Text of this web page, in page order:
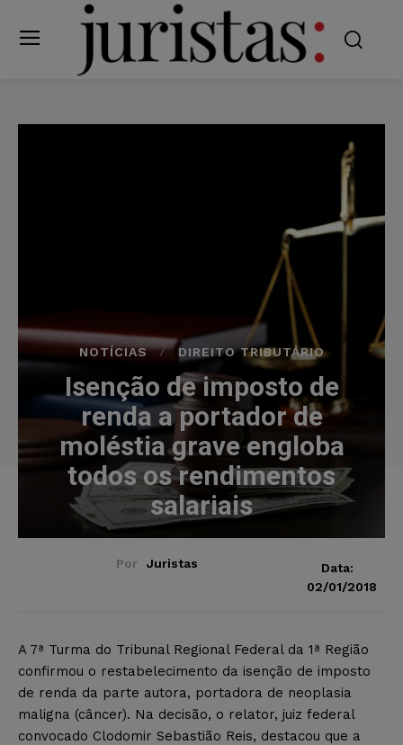
NOTÍCIAS DIREITO TRIBUTÁRIO
Isenção de imposto de
renda a portador de
moléstia grave engloba
todos os rendimentos
salariais
Por Juristas
Data:
02/01/2018
A 7ª Turma do Tribunal Regional Federal da 1ª Região
confirmou o restabelecimento da isenção de imposto
de renda da parte autora, portadora de neoplasia
maligna (câncer). Na decisão, o relator, juiz federal
convocado Clodomir Sebastião Reis, destacou que a